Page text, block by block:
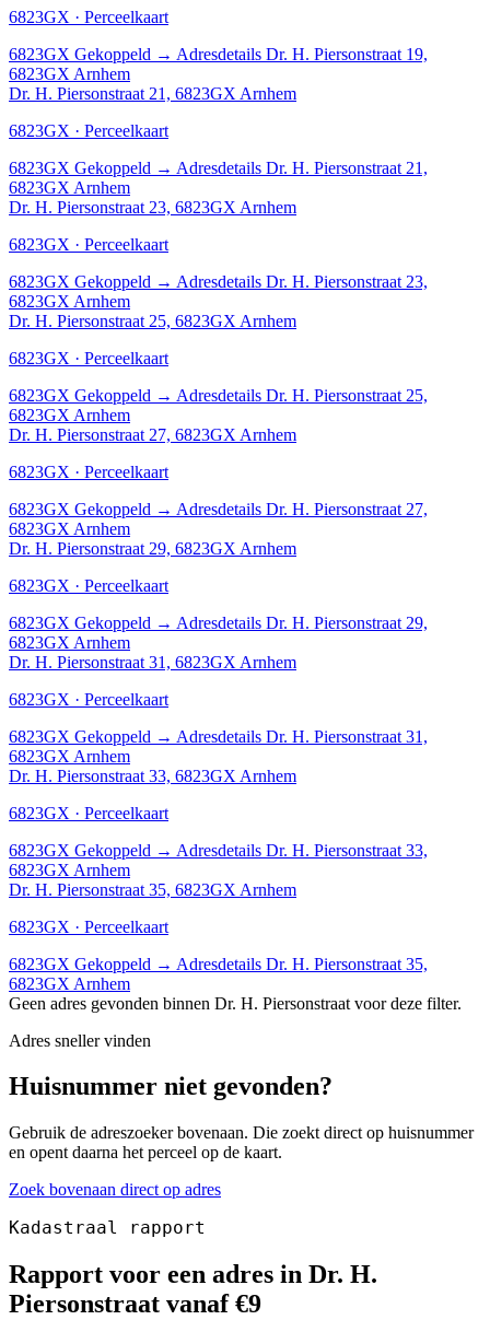
6823GX · Perceelkaart
6823GX Gekoppeld → Adresdetails Dr. H. Piersonstraat 19,
6823GX Arnhem
Dr. H. Piersonstraat 21, 6823GX Arnhem
6823GX · Perceelkaart
6823GX Gekoppeld → Adresdetails Dr. H. Piersonstraat 21,
6823GX Arnhem
Dr. H. Piersonstraat 23, 6823GX Arnhem
6823GX · Perceelkaart
6823GX Gekoppeld → Adresdetails Dr. H. Piersonstraat 23,
6823GX Arnhem
Dr. H. Piersonstraat 25, 6823GX Arnhem
6823GX · Perceelkaart
6823GX Gekoppeld → Adresdetails Dr. H. Piersonstraat 25,
6823GX Arnhem
Dr. H. Piersonstraat 27, 6823GX Arnhem
6823GX · Perceelkaart
6823GX Gekoppeld → Adresdetails Dr. H. Piersonstraat 27,
6823GX Arnhem
Dr. H. Piersonstraat 29, 6823GX Arnhem
6823GX · Perceelkaart
6823GX Gekoppeld → Adresdetails Dr. H. Piersonstraat 29,
6823GX Arnhem
Dr. H. Piersonstraat 31, 6823GX Arnhem
6823GX · Perceelkaart
6823GX Gekoppeld → Adresdetails Dr. H. Piersonstraat 31,
6823GX Arnhem
Dr. H. Piersonstraat 33, 6823GX Arnhem
6823GX · Perceelkaart
6823GX Gekoppeld → Adresdetails Dr. H. Piersonstraat 33,
6823GX Arnhem
Dr. H. Piersonstraat 35, 6823GX Arnhem
6823GX · Perceelkaart
6823GX Gekoppeld → Adresdetails Dr. H. Piersonstraat 35,
6823GX Arnhem
Geen adres gevonden binnen Dr. H. Piersonstraat voor deze filter.
Adres sneller vinden
Huisnummer niet gevonden?
Gebruik de adreszoeker bovenaan. Die zoekt direct op huisnummer
en opent daarna het perceel op de kaart.
Zoek bovenaan direct op adres
Kadastraal rapport
Rapport voor een adres in Dr. H.
Piersonstraat vanaf €9